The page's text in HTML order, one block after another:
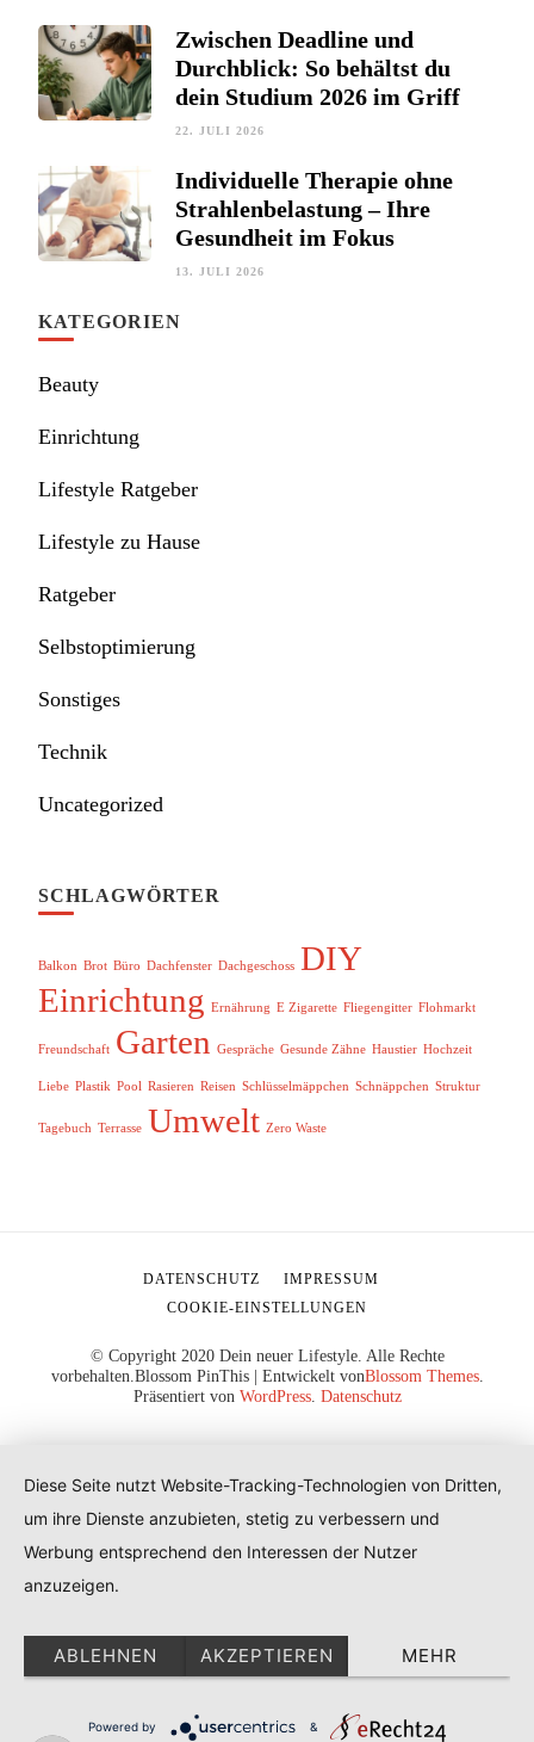
Zwischen Deadline und
Durchblick: So behältst du
dein Studium 2026 im Griff
22. JULI 2026
Individuelle Therapie ohne
Strahlenbelastung – Ihre
Gesundheit im Fokus
13. JULI 2026
KATEGORIEN
Beauty
Einrichtung
Lifestyle Ratgeber
Lifestyle zu Hause
Ratgeber
Selbstoptimierung
Sonstiges
Technik
Uncategorized
SCHLAGWÖRTER
Balkon Brot Büro Dachfenster Dachgeschoss DIY
Einrichtung Ernährung E Zigarette Fliegengitter Flohmarkt
Freundschaft Garten Gespräche Gesunde Zähne Haustier Hochzeit
Liebe Plastik Pool Rasieren Reisen Schlüsselmäppchen Schnäppchen Struktur
Tagebuch Terrasse Umwelt Zero Waste
© Copyright 2020 Dein neuer Lifestyle. Alle Rechte
vorbehalten.Blossom PinThis | Entwickelt vonBlossom Themes.
Präsentiert von WordPress. Datenschutz
DATENSCHUTZ
IMPRESSUM
COOKIE-EINSTELLUNGEN
Diese Seite nutzt Website-Tracking-Technologien von Dritten,
um ihre Dienste anzubieten, stetig zu verbessern und
Werbung entsprechend den Interessen der Nutzer
anzuzeigen.
ABLEHNEN AKZEPTIEREN MEHR
Powered by &